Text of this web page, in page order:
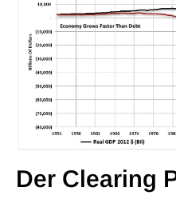
Der Clearing